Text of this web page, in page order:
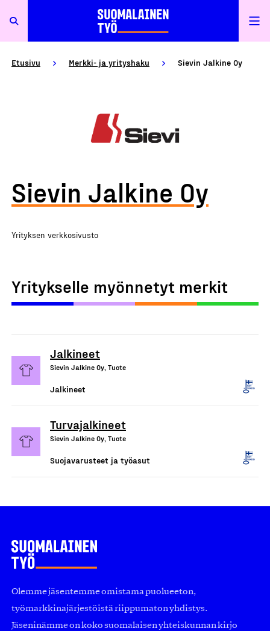
Etusivu Merkki- ja yrityshaku Sievin Jalkine Oy
Sievin Jalkine Oy
Yrityksen verkkosivusto
Yritykselle myönnetyt merkit
Jalkineet
Sievin Jalkine Oy, Tuote
Jalkineet
Turvajalkineet
Sievin Jalkine Oy, Tuote
Suojavarusteet ja työasut
Olemme jäsentemme omistama puolueeton,
työmarkkinajärjestöistä riippumaton yhdistys.
Jäseninämme on koko suomalaisen yhteiskunnan kirjo